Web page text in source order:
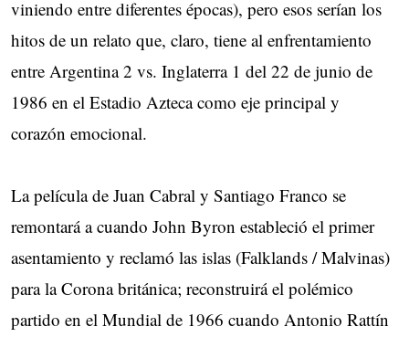
viniendo entre diferentes épocas), pero esos serían los
hitos de un relato que, claro, tiene al enfrentamiento
entre Argentina 2 vs. Inglaterra 1 del 22 de junio de
1986 en el Estadio Azteca como eje principal y
corazón emocional.
La película de Juan Cabral y Santiago Franco se
remontará a cuando John Byron estableció el primer
asentamiento y reclamó las islas (Falklands / Malvinas)
para la Corona británica; reconstruirá el polémico
partido en el Mundial de 1966 cuando Antonio Rattín